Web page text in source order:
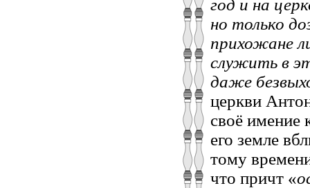
год и на
но только
прихожане
служить в
даже
церкви
своё имение
его земле
тому
что причт «